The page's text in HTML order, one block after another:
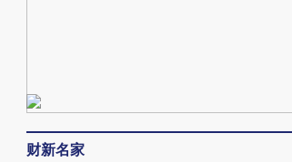
财新名家